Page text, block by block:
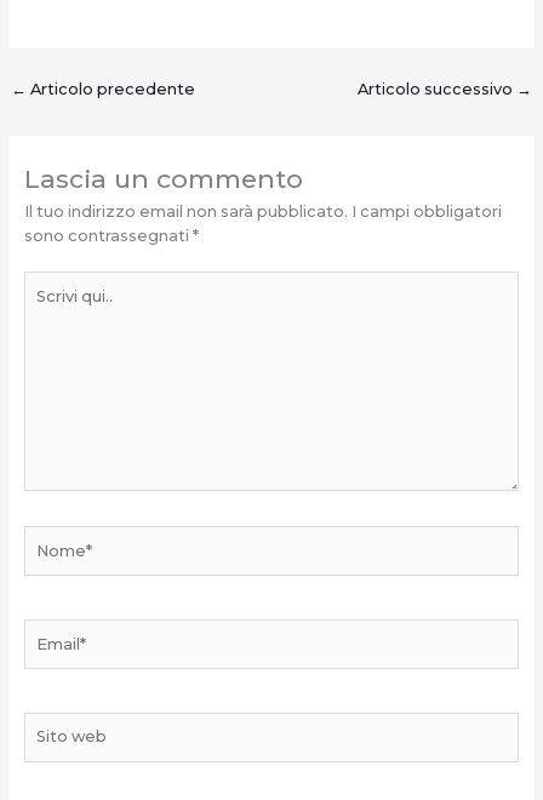
← Articolo precedente Articolo successivo →
Lascia un commento
Il tuo indirizzo email non sarà pubblicato. I campi obbligatori
sono contrassegnati *
qui..
web